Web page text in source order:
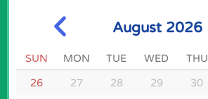
August 2026
SUN MON TUE WED THU
26 27 28 29 30